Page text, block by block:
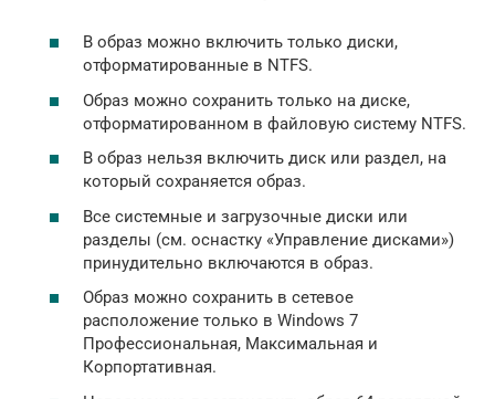
В образ можно включить только диски,
отформатированные в NTFS.
Oбраз можно сохранить только на диске,
отформатированном в файловую систему NTFS.
В образ нельзя включить диск или раздел, на
который сохраняется образ.
Все системные и загрузочные диски или
разделы (см. оснастку «Управление дисками»)
принудительно включаются в образ.
Образ можно сохранить в сетевое
расположение только в Windows 7
Профессиональная, Максимальная и
Корпортативная.